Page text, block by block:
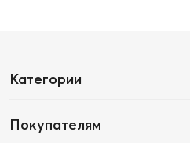
Категории
Покупателям